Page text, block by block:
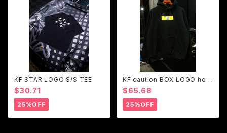
KF STAR LOGO S/S TEE
$30.71
25%OFF
KF caution BOX LOGO hoo
die
$65.68
25%OFF